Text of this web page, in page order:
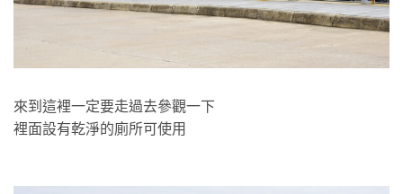
來到這裡一定要走過去參觀一下
裡面設有乾淨的廁所可使用